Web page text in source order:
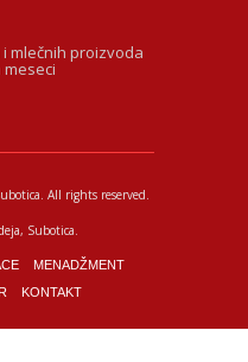
mlečnih proizvoda
All rights reserved.
, Subotica.
MENADŽMENT
KONTAKT